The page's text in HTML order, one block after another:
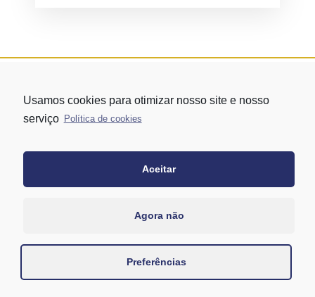
andar – conj. 1305 – Vila Mariana - São Paulo/SP
Usamos cookies para otimizar nosso site e nosso
serviço Política de cookies
Aceitar
Agora não
Preferências